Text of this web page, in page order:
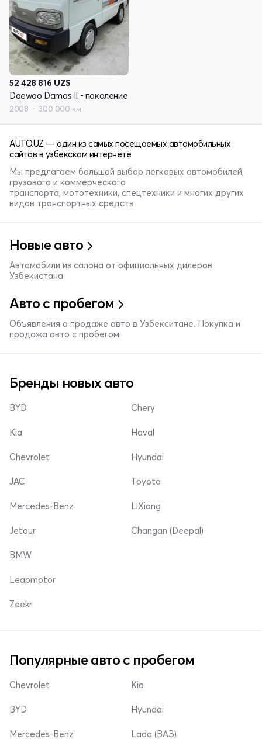
52 428 816 UZS
Daewoo Damas II - поколение
2008 300 000 км
AUTO.UZ — один из самых посещаемых автомобильных
сайтов в узбекском интернете
Мы предлагаем большой выбор легковых автомобилей,
грузового и коммерческого
транспорта, мототехники, спецтехники и многих других
видов транспортных средств
Новые авто
Автомобили из салона от официальных дилеров
Узбекистана
Авто с пробегом
Объявления о продаже авто в Узбекситане. Покупка и
продажа авто с пробегом
Бренды новых авто
BYD
Kia
Chevrolet
Chery
Haval
Hyundai
JAC
Mercedes-Benz
Jetour
Toyota
LiXiang
Changan (Deepal)
BMW
Leapmotor
Zeekr
Популярные авто с пробегом
Chevrolet
BYD
Mercedes-Benz
Kia
Hyundai
Lada (ВАЗ)